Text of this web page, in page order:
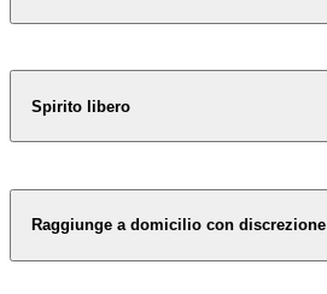
svelano a chiunque.
Richiedi accesso
Spirito libero
Raggiunge a domicilio con discrezione